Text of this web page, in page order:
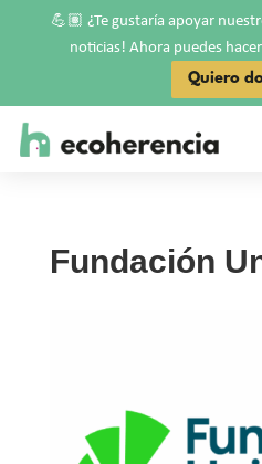
Fundación
💪🏽 ¿Te gustaría apoyar
noticias! Ahora puedes
Quiero